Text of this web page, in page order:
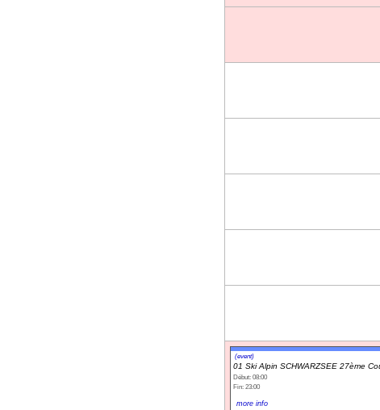
(event)
01 Ski Alpin SCHWARZSEE 27ème
Début: 08:00
Fin: 23:00
more info